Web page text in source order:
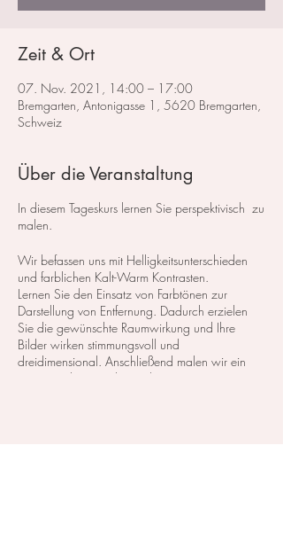
Zeit & Ort
07. Nov. 2021, 14:00 – 17:00
Bremgarten, Antonigasse 1, 5620 Bremgarten,
Schweiz
Über die Veranstaltung
In diesem Tageskurs lernen Sie perspektivisch zu
malen.
Wir befassen uns mit Helligkeitsunterschieden
und farblichen Kalt-Warm Kontrasten.
Lernen Sie den Einsatz von Farbtönen zur
Darstellung von Entfernung. Dadurch erzielen
Sie die gewünschte Raumwirkung und Ihre
Bilder wirken stimmungsvoll und
dreidimensional. Anschließend malen wir ein
Motiv, in dem wir das Gelernte umsetzen.